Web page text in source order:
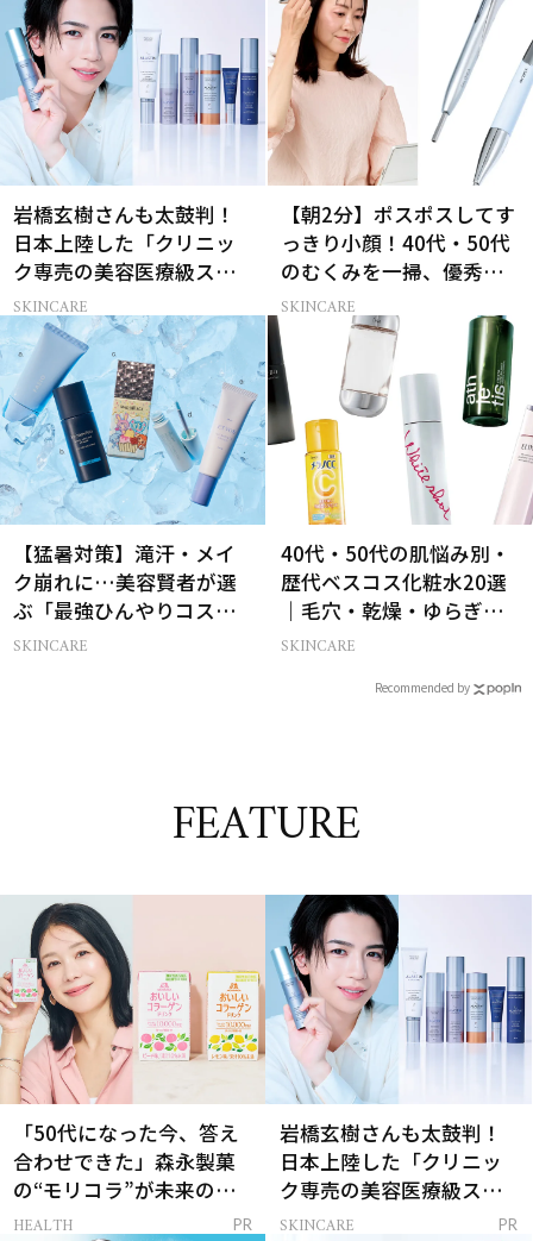
岩橋玄樹さんも太鼓判！
日本上陸した「クリニッ
ク専売の美容医療級スキ
ンケア」
SKINCARE
【朝2分】ポスポスしてす
っきり小顔！40代・50代
のむくみを一掃、優秀ペ
ン型美顔器2選
SKINCARE
【猛暑対策】滝汗・メイ
ク崩れに…美容賢者が選
ぶ「最強ひんやりコス
メ」26選
SKINCARE
40代・50代の肌悩み別・
歴代ベスコス化粧水20選
｜毛穴・乾燥・ゆらぎな
ど
SKINCARE
Recommended by
FEATURE
「50代になった今、答え
合わせできた」森永製菓
の“モリコラ”が未来のキ
レイを連れてくる！
HEALTH PR
岩橋玄樹さんも太鼓判！
日本上陸した「クリニッ
ク専売の美容医療級スキ
ンケア」
SKINCARE PR